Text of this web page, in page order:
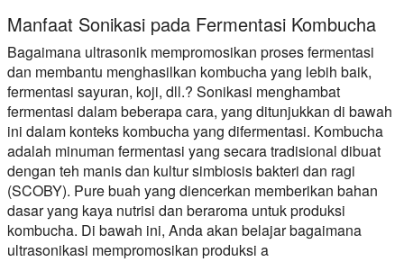
Manfaat Sonikasi pada Fermentasi Kombucha
Bagaimana ultrasonik mempromosikan proses fermentasi
dan membantu menghasilkan kombucha yang lebih baik,
fermentasi sayuran, koji, dll.? Sonikasi menghambat
fermentasi dalam beberapa cara, yang ditunjukkan di bawah
ini dalam konteks kombucha yang difermentasi. Kombucha
adalah minuman fermentasi yang secara tradisional dibuat
dengan teh manis dan kultur simbiosis bakteri dan ragi
(SCOBY). Pure buah yang diencerkan memberikan bahan
dasar yang kaya nutrisi dan beraroma untuk produksi
kombucha. Di bawah ini, Anda akan belajar bagaimana
ultrasonikasi mempromosikan produksi a